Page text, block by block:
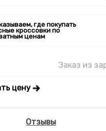
где покупать
кроссовки по
ценам
Заказ из
цену
Отзывы